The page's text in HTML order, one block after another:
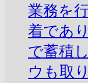
業務を
着であ
で蓄積
ウも取